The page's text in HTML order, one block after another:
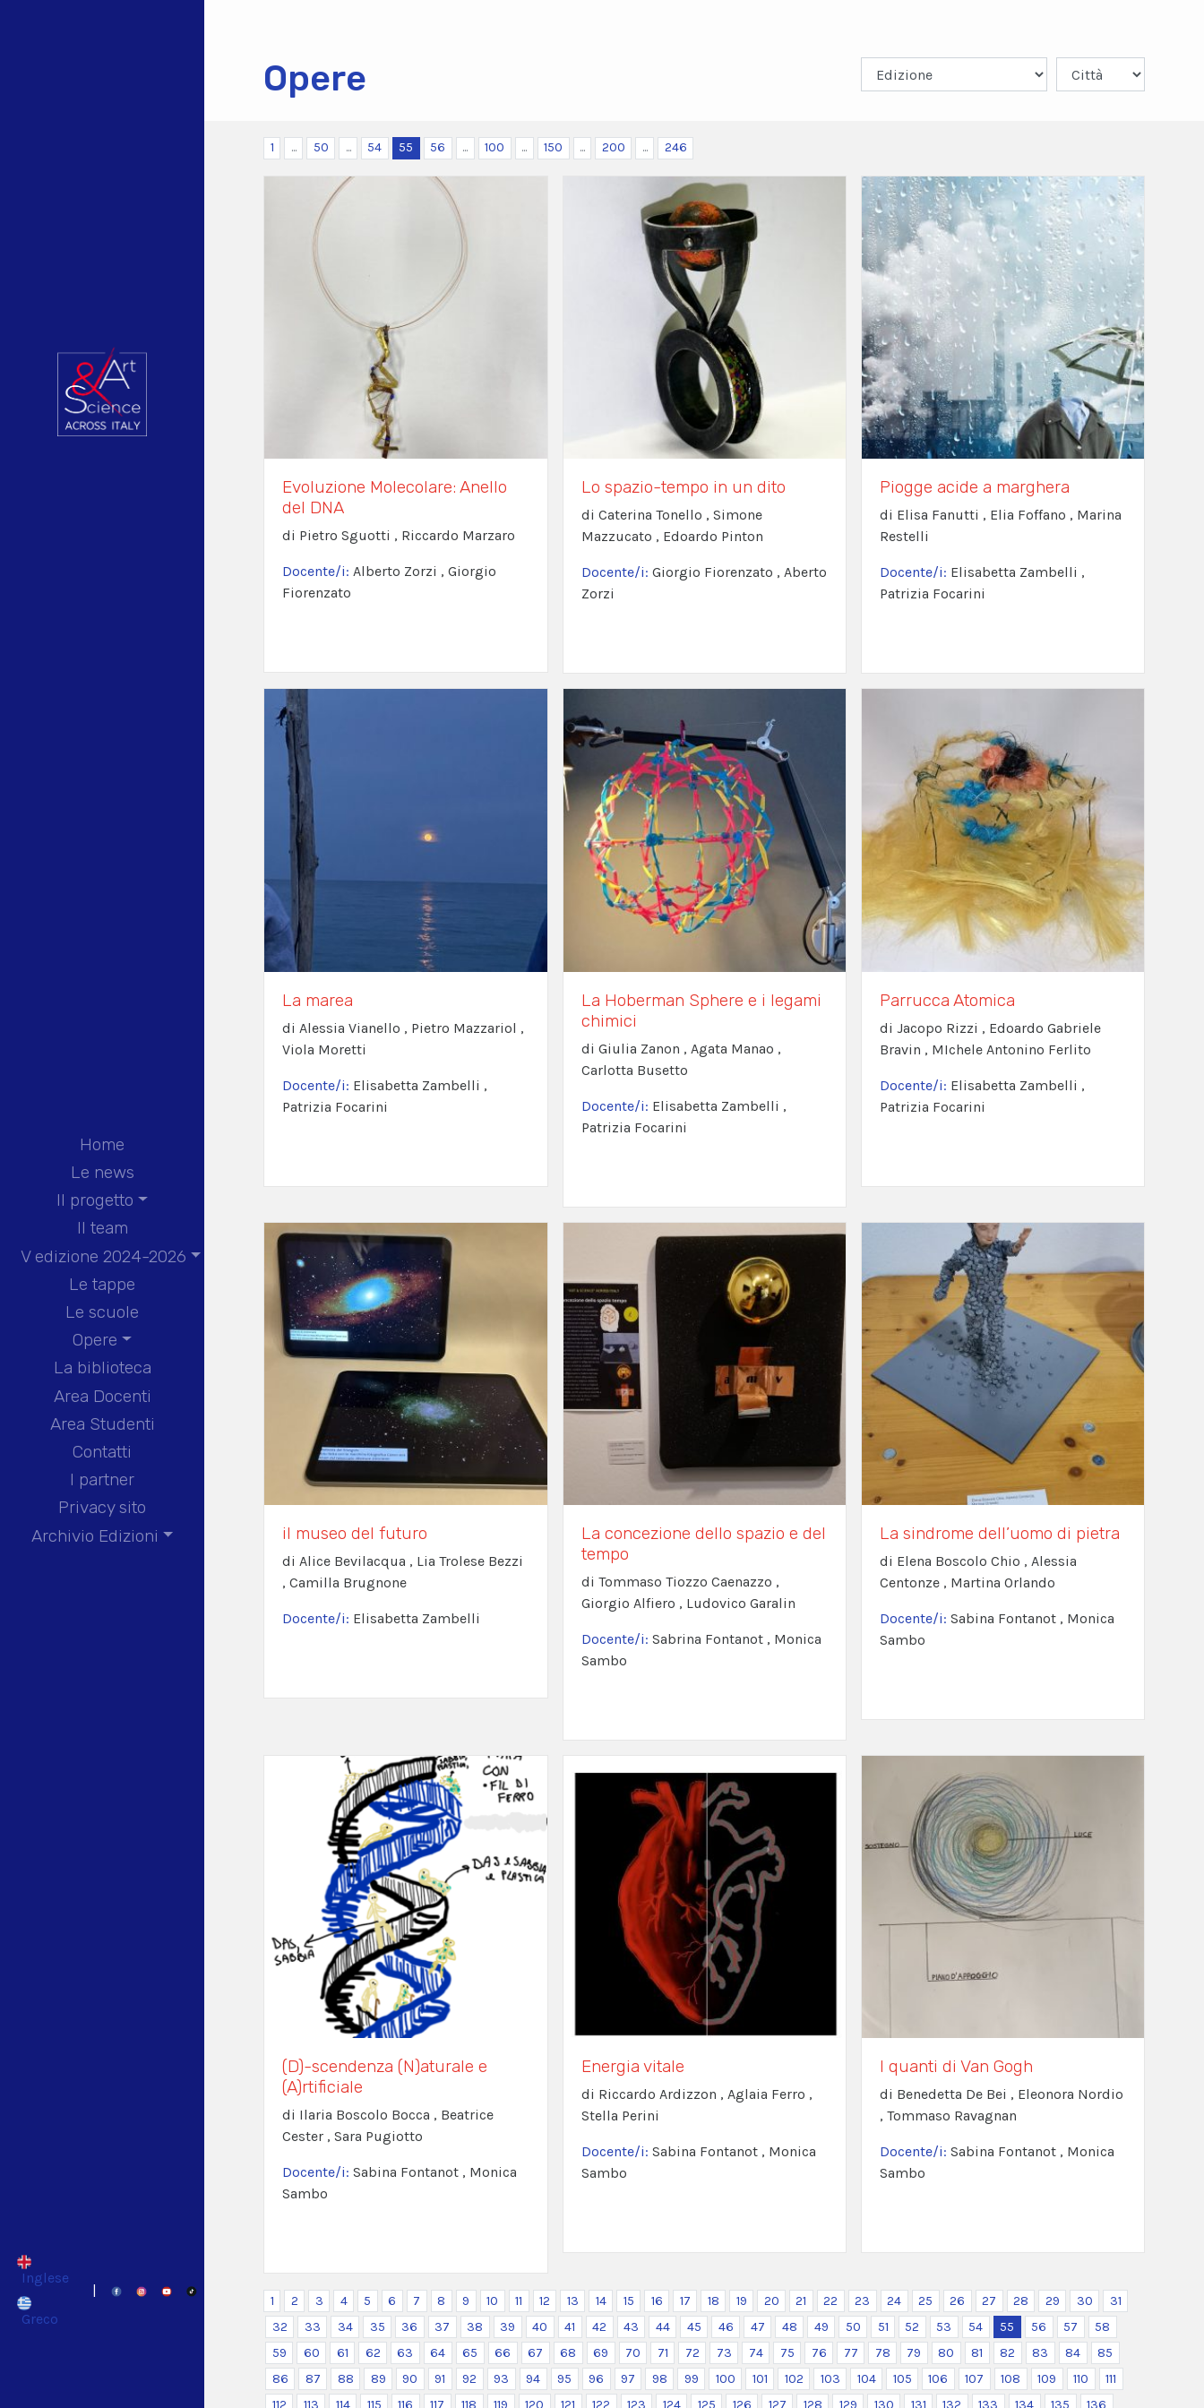
Home
Le news
Il progetto
Il team
V edizione 2024-2026
Le tappe
Le scuole
Opere
La biblioteca
Area Docenti
Area Studenti
Contatti
I partner
Privacy sito
Archivio Edizioni
Inglese
Greco
|
Opere
1 ... 50 ... 54 55 56 ... 100 ... 150 ... 200 ... 246
Evoluzione Molecolare: Anello
del DNA
di Pietro Sguotti , Riccardo Marzaro
Docente/i:Alberto Zorzi , Giorgio
Fiorenzato
Lo spazio-tempo in un dito
di Caterina Tonello , Simone
Mazzucato , Edoardo Pinton
Docente/i: Giorgio Fiorenzato , Aberto
Zorzi
Piogge acide a marghera
di Elisa Fanutti , Elia Foffano , Marina
Restelli
Docente/i: Elisabetta Zambelli ,
Patrizia Focarini
La marea
di Alessia Vianello , Pietro Mazzariol ,
Viola Moretti
Docente/i: Elisabetta Zambelli ,
Patrizia Focarini
La Hoberman Sphere e i legami
chimici
di Giulia Zanon , Agata Manao ,
Carlotta Busetto
Docente/i: Elisabetta Zambelli ,
Patrizia Focarini
Parrucca Atomica
di Jacopo Rizzi , Edoardo Gabriele
Bravin , MIchele Antonino Ferlito
Docente/i: Elisabetta Zambelli ,
Patrizia Focarini
il museo del futuro
di Alice Bevilacqua , Lia Trolese Bezzi
, Camilla Brugnone
Docente/i: Elisabetta Zambelli
La concezione dello spazio e del
tempo
di Tommaso Tiozzo Caenazzo ,
Giorgio Alfiero , Ludovico Garalin
Docente/i: Sabrina Fontanot , Monica
Sambo
La sindrome dell’uomo di pietra
di Elena Boscolo Chio , Alessia
Centonze , Martina Orlando
Docente/i: Sabina Fontanot , Monica
Sambo
(D)-scendenza (N)aturale e
(A)rtificiale
di Ilaria Boscolo Bocca , Beatrice
Cester , Sara Pugiotto
Docente/i:Sabina Fontanot , Monica
Sambo
Energia vitale
di Riccardo Ardizzon , Aglaia Ferro ,
Stella Perini
Docente/i: Sabina Fontanot , Monica
Sambo
I quanti di Van Gogh
di Benedetta De Bei , Eleonora Nordio
, Tommaso Ravagnan
Docente/i: Sabina Fontanot , Monica
Sambo
1 2 3 4 5 6 7 8 9 10 11 12 13 14 15 16 17 18 19 20 21 22 23 24 25 26 27 28 29 30
31
32
33 34 35 36 37 38 39 40 41 42 43 44 45 46 47 48 49 50 51 52 53 54 55 56 57
58
59
60 61 62 63 64 65 66 67 68 69 70 71 72 73 74 75 76 77 78 79 80 81 82 83 84
85
86
87 88 89 90 91 92 93 94 95 96 97 98 99 100 101 102 103 104 105 106 107 108 109 110
111
112
113 114 115 116 117 118 119 120 121 122 123 124 125 126 127 128 129 130 131 132 133 134 135 136